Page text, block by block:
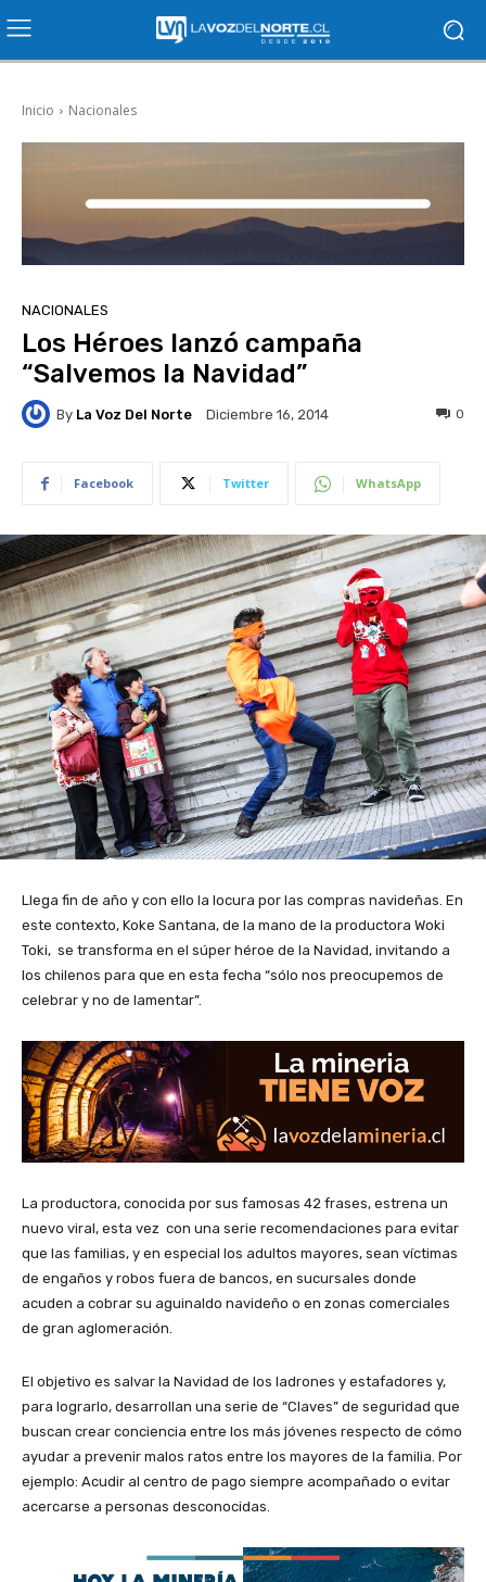
Inicio Nacionales
NACIONALES
Los Héroes lanzó campaña
“Salvemos la Navidad”
By La Voz Del Norte Diciembre 16, 2014 0
Facebook Twitter WhatsApp
Llega fin de año y con ello la locura por las compras navideñas. En
este contexto, Koke Santana, de la mano de la productora Woki
Toki, se transforma en el súper héroe de la Navidad, invitando a
los chilenos para que en esta fecha “sólo nos preocupemos de
celebrar y no de lamentar”.
La productora, conocida por sus famosas 42 frases, estrena un
nuevo viral, esta vez con una serie recomendaciones para evitar
que las familias, y en especial los adultos mayores, sean víctimas
de engaños y robos fuera de bancos, en sucursales donde
acuden a cobrar su aguinaldo navideño o en zonas comerciales
de gran aglomeración.
El objetivo es salvar la Navidad de los ladrones y estafadores y,
para lograrlo, desarrollan una serie de “Claves” de seguridad que
buscan crear conciencia entre los más jóvenes respecto de cómo
ayudar a prevenir malos ratos entre los mayores de la familia. Por
ejemplo: Acudir al centro de pago siempre acompañado o evitar
acercarse a personas desconocidas.